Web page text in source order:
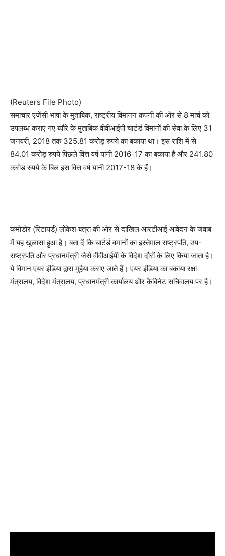
(Reuters File Photo)
समाचार एजेंसी भाषा के मुताबिक, राष्ट्रीय विमानन कंपनी की ओर से 8 मार्च को
उपलब्ध कराए गए ब्यौरे के मुताबिक वीवीआईपी चार्टर्ड विमानों की सेवा के लिए 31
जनवरी, 2018 तक 325.81 करोड़ रुपये का बकाया था। इस राशि में से
84.01 करोड़ रुपये पिछले वित्त वर्ष यानी 2016-17 का बकाया है और 241.80
करोड़ रुपये के बिल इस वित्त वर्ष यानी 2017-18 के हैं।
कमोडोर (रिटायर्ड) लोकेश बत्रा की ओर से दाखिल आरटीआई आवेदन के जवाब
में यह खुलासा हुआ है। बता दें कि चार्टर्ड वमानों का इस्तेमाल राष्ट्रपति, उप-
राष्ट्रपति और प्रधानमंत्री जैसे वीवीआईपी के विदेश दौरों के लिए किया जाता है।
ये विमान एयर इंडिया द्वारा मुहैया कराए जाते हैं। एयर इंडिया का बकाया रक्षा
मंत्रालय, विदेश मंत्रालय, प्रधानमंत्री कार्यालय और कैबिनेट सचिवालय पर है।